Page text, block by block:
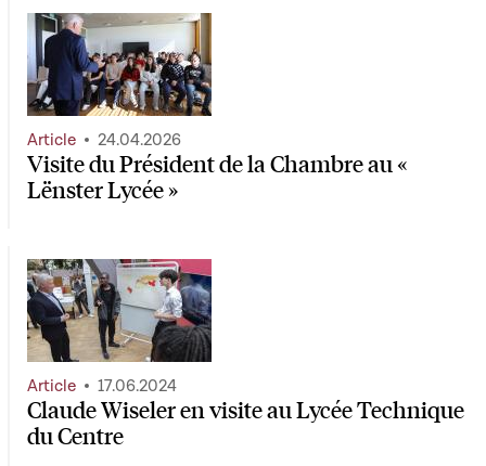
Visite du Président de la Chambre au «
Lënster Lycée »
Article 24.04.2026
Claude Wiseler en visite au Lycée Technique
du Centre
Article 17.06.2024